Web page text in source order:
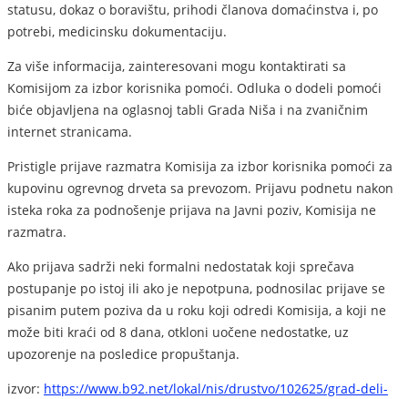
statusu, dokaz o boravištu, prihodi članova domaćinstva i, po
potrebi, medicinsku dokumentaciju.
Za više informacija, zainteresovani mogu kontaktirati sa
Komisijom za izbor korisnika pomoći. Odluka o dodeli pomoći
biće objavljena na oglasnoj tabli Grada Niša i na zvaničnim
internet stranicama.
Pristigle prijave razmatra Komisija za izbor korisnika pomoći za
kupovinu ogrevnog drveta sa prevozom. Prijavu podnetu nakon
isteka roka za podnošenje prijava na Javni poziv, Komisija ne
razmatra.
Ako prijava sadrži neki formalni nedostatak koji sprečava
postupanje po istoj ili ako je nepotpuna, podnosilac prijave se
pisanim putem poziva da u roku koji odredi Komisija, a koji ne
može biti kraći od 8 dana, otkloni uočene nedostatke, uz
upozorenje na posledice propuštanja.
izvor: https://www.b92.net/lokal/nis/drustvo/102625/grad-deli-